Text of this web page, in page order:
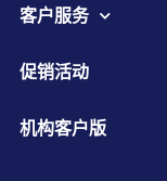
客户服务
促销活动
机构客户版